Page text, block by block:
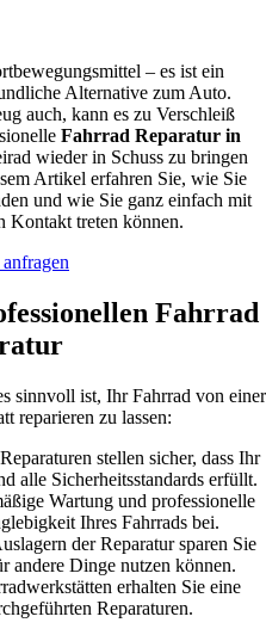
– es ist ein
Alternative zum Auto.
auch, kann es zu Verschleiß
Fahrrad Reparatur in
wieder in Schuss zu bringen
Artikel erfahren Sie, wie Sie
und wie Sie ganz einfach mit
Kontakt treten können.
Fahrrad
sinnvoll ist, Ihr Fahrrad von einer
reparieren zu lassen:
stellen sicher, dass Ihr
alle Sicherheitsstandards erfüllt.
Wartung und professionelle
Ihres Fahrrads bei.
der Reparatur sparen Sie
andere Dinge nutzen können.
erhalten Sie eine
Reparaturen.